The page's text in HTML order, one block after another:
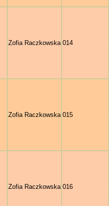
Zofia Raczkowska 014
Zofia Raczkowska 015
Zofia Raczkowska 016